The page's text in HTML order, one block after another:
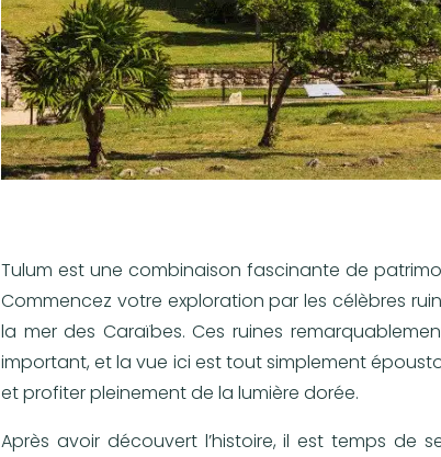
Tulum est une combinaison fascinante de
Commencez votre exploration par les célèbres
la mer des Caraïbes. Ces ruines
important, et la vue ici est tout simplement
et profiter pleinement de la lumière dorée.
Après avoir découvert l’histoire, il est temps de